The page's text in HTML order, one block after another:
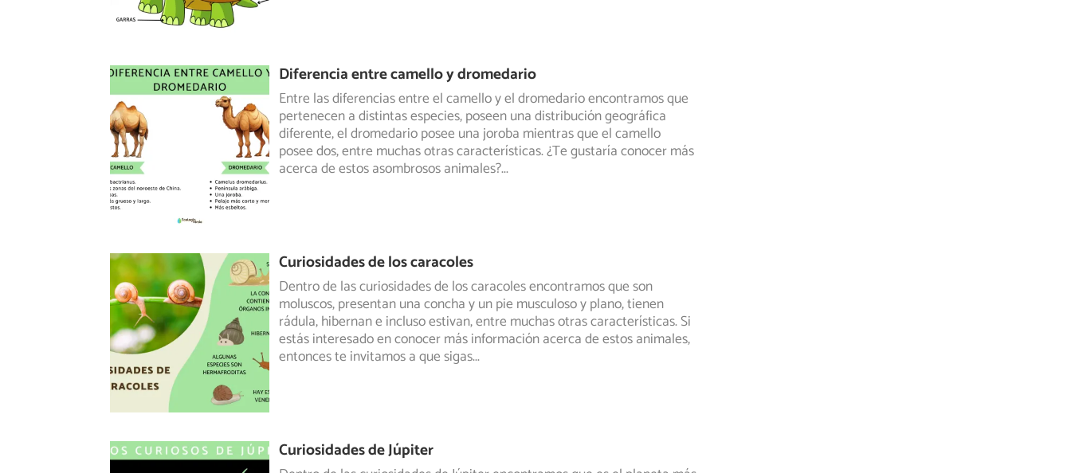
Diferencia entre camello y dromedario
Entre las diferencias entre el camello y el dromedario encontramos que
pertenecen a distintas especies, poseen una distribución geográfica
diferente,el dromedario posee una joroba mientras que el camello
posee dos, entre muchas otras características. ¿Te gustaría conocer más
acerca de estos asombrosos animales?...
Curiosidades de los caracoles
Dentro de las curiosidades de los caracoles encontramos que son
moluscos, presentan una concha y un pie musculoso y plano, tienen
rádula, hibernane incluso estivan, entre muchas otras características. Si
estás interesado en conocer más información acerca de estos animales,
entonces te invitamos a que sigas...
Curiosidades de Júpiter